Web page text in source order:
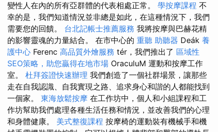
變性人在內的所有亞群體的代表相處正常。 學按摩課程 不
幸的是，我們知道情況並非總是如此，在這種情況下，我們
需要您的回饋。 台北記帳士推薦服務 我將按摩與巴赫花精
的影響靈魂的力量結合。 在市中心的 重聽 助聽器 Deák 養
護中心 Ferenc 高品質外燴服務 tér，我們推出了 區域性
SEO策略，助您贏得在地市場 OraculuM 運動和按摩工作
室。 杜拜簽證快速辦理 我們創造了一個社群場景，讓那些
走在自我認識、自我實現之路、追求身心和諧的人都能找到
一個家。 東海放鬆按摩 在工作坊中，個人和小組課程和工
作坊幫助我們處理各種生活任務和情況，並改善我們的心理
和身體健康。 美式整復課程 按摩椅的運動裝有機械手和機